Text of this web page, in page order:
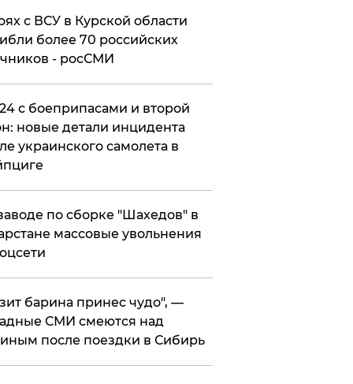
с ВСУ в Курской области
более 70 российских
- росСМИ
с боеприпасами и второй
новые детали инцидента
украинского самолета в
по сборке "Шахедов" в
массовые увольнения
барина принес чудо", —
СМИ смеются над
после поездки в Сибирь